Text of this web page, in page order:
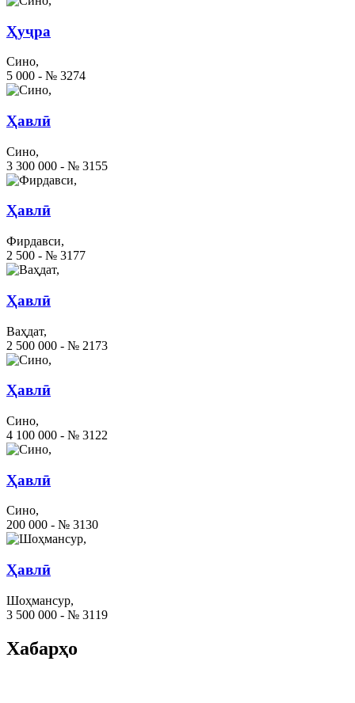
Ҳуҷра
Сино,
5 000 - № 3274
Ҳавлӣ
Сино,
3 300 000 - № 3155
Ҳавлӣ
Фирдавси,
2 500 - № 3177
Ҳавлӣ
Ваҳдат,
2 500 000 - № 2173
Ҳавлӣ
Сино,
4 100 000 - № 3122
Ҳавлӣ
Сино,
200 000 - № 3130
Ҳавлӣ
Шоҳмансур,
3 500 000 - № 3119
Хабарҳо